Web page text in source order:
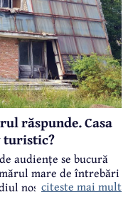
răspunde. Casa
turistic?
audiențe se bucură
mare de întrebări
nostru primarului
citeste mai mult